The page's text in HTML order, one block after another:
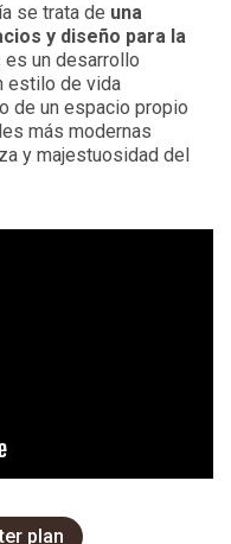
se trata de una
y diseño para la
es un desarrollo
estilo de vida
de un espacio propio
más modernas
y majestuosidad del
plan